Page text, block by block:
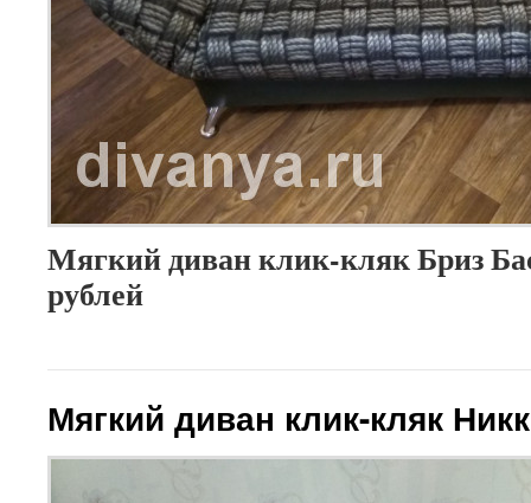
Мягкий диван клик-кляк Бриз
рублей
Мягкий диван клик-кляк